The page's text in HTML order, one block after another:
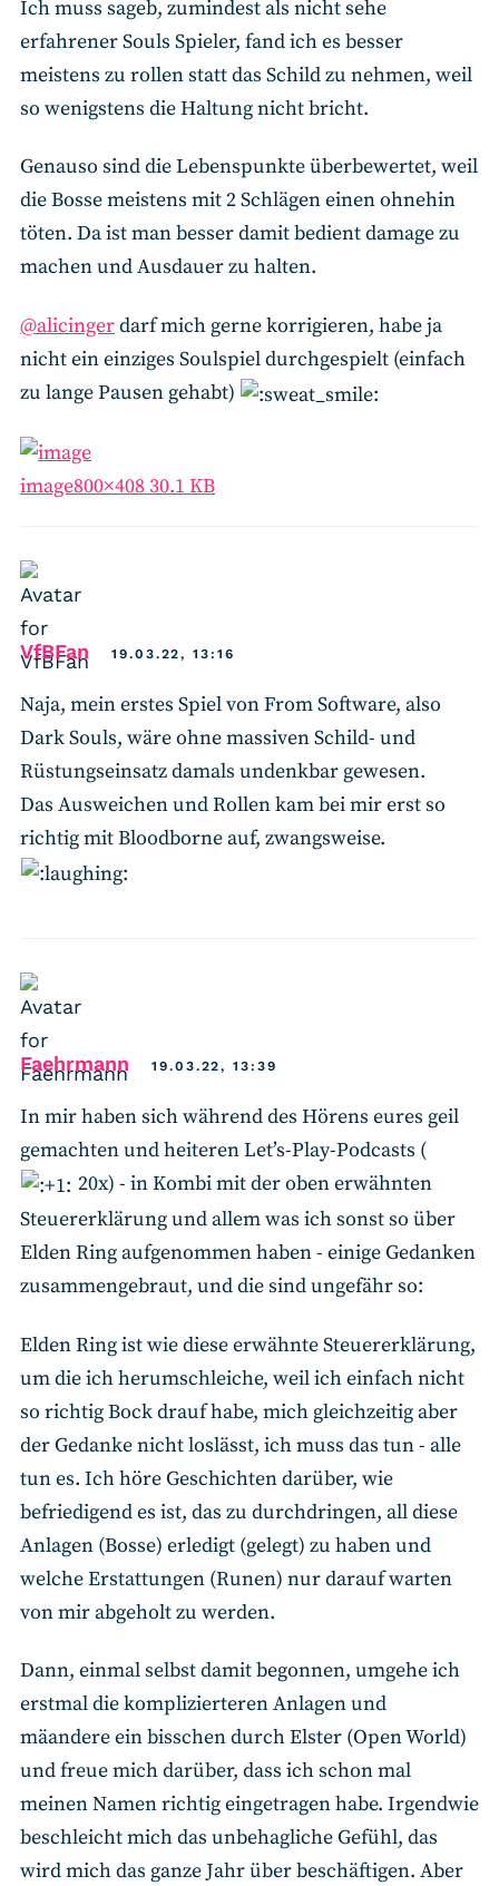
Ich muss sageb, zumindest als nicht sehe
erfahrener Souls Spieler, fand ich es besser
meistens zu rollen statt das Schild zu nehmen, weil
so wenigstens die Haltung nicht bricht.
Genauso sind die Lebenspunkte überbewertet, weil
die Bosse meistens mit 2 Schlägen einen ohnehin
töten. Da ist man besser damit bedient damage zu
machen und Ausdauer zu halten.
@alicingerdarf mich gerne korrigieren, habe ja
nicht ein einziges Soulspiel durchgespielt (einfach
zu lange Pausen gehabt)
image800×408 30.1 KB
VfBFan says:19.03.22, 13:16
Naja, mein erstes Spiel von From Software, also
Dark Souls, wäre ohne massiven Schild- und
Rüstungseinsatz damals undenkbar gewesen.
Das Ausweichen und Rollen kam bei mir erst so
richtig mit Bloodborne auf, zwangsweise.
Faehrmann says:
19.03.22, 13:39
In mir haben sich während des Hörens eures geil
gemachten und heiteren Let’s-Play-Podcasts (
20x) - in Kombi mit der oben erwähnten
Steuererklärung und allem was ich sonst so über
Elden Ring aufgenommen haben - einige Gedanken
zusammengebraut, und die sind ungefähr so:
Elden Ring ist wie diese erwähnte Steuererklärung,
um die ich herumschleiche, weil ich einfach nicht
so richtig Bock drauf habe, mich gleichzeitig aber
der Gedanke nicht loslässt, ich muss das tun - alle
tun es. Ich höre Geschichten darüber, wie
befriedigend es ist, das zu durchdringen, all diese
Anlagen (Bosse) erledigt (gelegt) zu haben und
welche Erstattungen (Runen) nur darauf warten
von mir abgeholt zu werden.
Dann, einmal selbst damit begonnen, umgehe ich
erstmal die komplizierteren Anlagen und
mäandere ein bisschen durch Elster (Open World)
und freue mich darüber, dass ich schon mal
meinen Namen richtig eingetragen habe. Irgendwie
beschleicht mich das unbehagliche Gefühl, das
wird mich das ganze Jahr über beschäftigen. Aber